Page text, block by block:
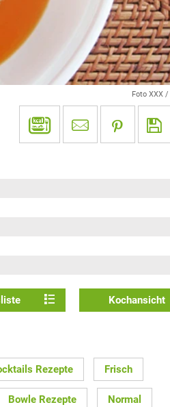
Foto XXX
Kochansicht
Rezepte Frisch
Bowle Rezepte Normal